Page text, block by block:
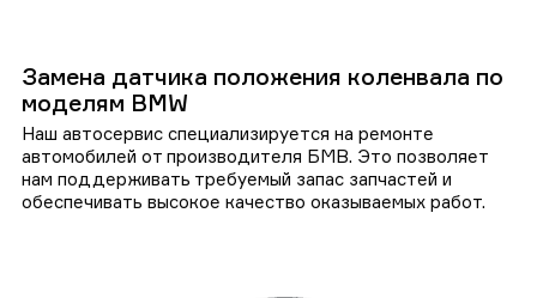
Замена датчика положения коленвала по
моделям BMW
Наш автосервис специализируется на ремонте
автомобилей от производителя БМВ. Это позволяет
нам поддерживать требуемый запас запчастей и
обеспечивать высокое качество оказываемых работ.